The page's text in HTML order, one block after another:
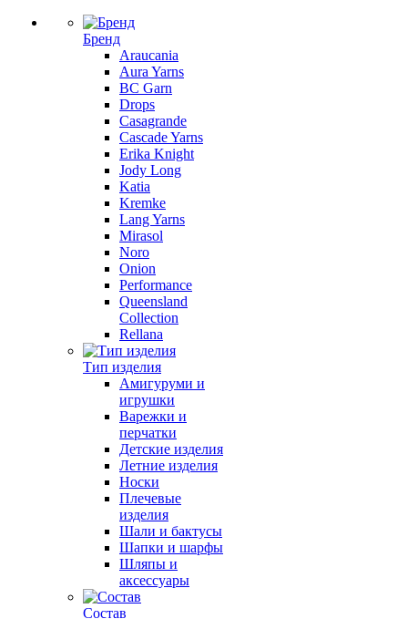
Бренд
Araucania
Aura Yarns
BC Garn
Drops
Casagrande
Cascade Yarns
Erika Knight
Jody Long
Katia
Kremke
Lang Yarns
Mirasol
Noro
Onion
Performance
Queensland
Collection
Rellana
Тип изделия
Амигуруми и
игрушки
Варежки и
перчатки
Детские изделия
Летние изделия
Носки
Плечевые
изделия
Шали и бактусы
Шапки и шарфы
Шляпы и
аксессуары
Состав